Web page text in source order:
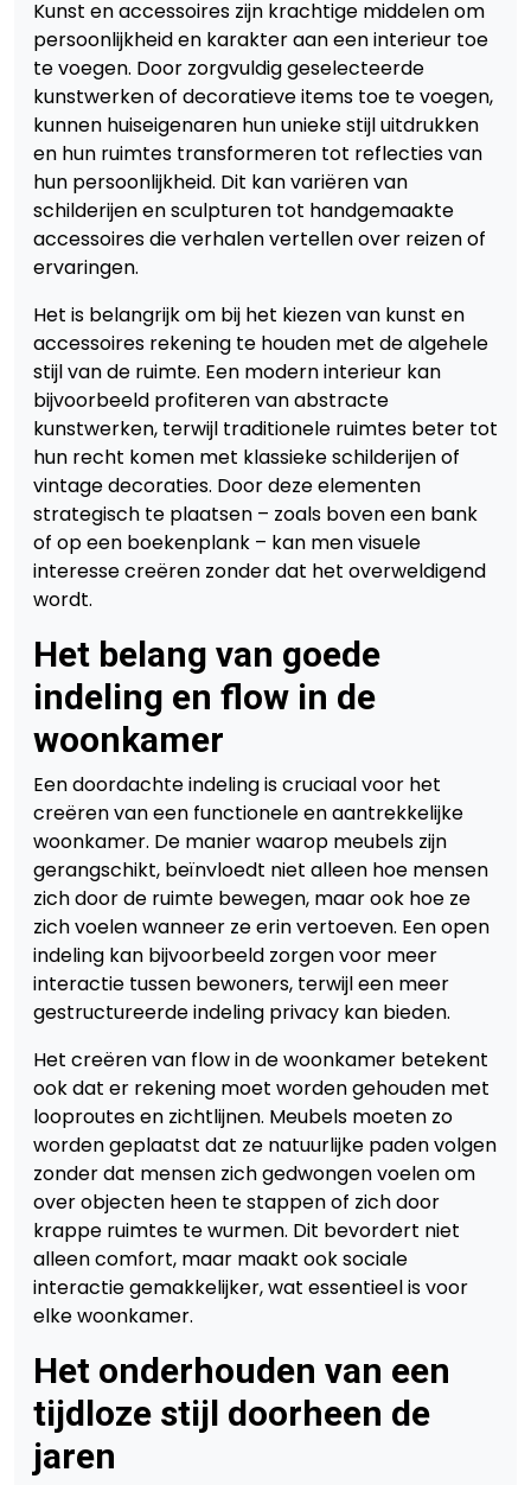
Kunst en accessoires zijn krachtige middelen om
persoonlijkheid en karakter aan een interieur toe
te voegen. Door zorgvuldig geselecteerde
kunstwerken of decoratieve items toe te voegen,
kunnen huiseigenaren hun unieke stijl uitdrukken
en hun ruimtes transformeren tot reflecties van
hun persoonlijkheid. Dit kan variëren van
schilderijen en sculpturen tot handgemaakte
accessoires die verhalen vertellen over reizen of
ervaringen.
Het is belangrijk om bij het kiezen van kunst en
accessoires rekening te houden met de algehele
stijl van de ruimte. Een modern interieur kan
bijvoorbeeld profiteren van abstracte
kunstwerken, terwijl traditionele ruimtes beter tot
hun recht komen met klassieke schilderijen of
vintage decoraties. Door deze elementen
strategisch te plaatsen – zoals boven een bank
of op een boekenplank – kan men visuele
interesse creëren zonder dat het overweldigend
wordt.
Het belang van goede
indeling en flow in de
woonkamer
Een doordachte indeling is cruciaal voor het
creëren van een functionele en aantrekkelijke
woonkamer. De manier waarop meubels zijn
gerangschikt, beïnvloedt niet alleen hoe mensen
zich door de ruimte bewegen, maar ook hoe ze
zich voelen wanneer ze erin vertoeven. Een open
indeling kan bijvoorbeeld zorgen voor meer
interactie tussen bewoners, terwijl een meer
gestructureerde indeling privacy kan bieden.
Het creëren van flow in de woonkamer betekent
ook dat er rekening moet worden gehouden met
looproutes en zichtlijnen. Meubels moeten zo
worden geplaatst dat ze natuurlijke paden volgen
zonder dat mensen zich gedwongen voelen om
over objecten heen te stappen of zich door
krappe ruimtes te wurmen. Dit bevordert niet
alleen comfort, maar maakt ook sociale
interactie gemakkelijker, wat essentieel is voor
elke woonkamer.
Het onderhouden van een
tijdloze stijl doorheen de
jaren